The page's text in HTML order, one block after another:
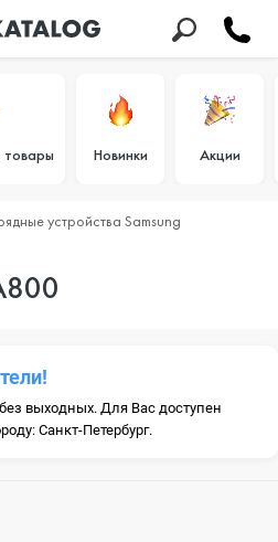
товары Новинки Акции
устройства Samsung
выходных. Для Вас доступен
Санкт-Петербург.